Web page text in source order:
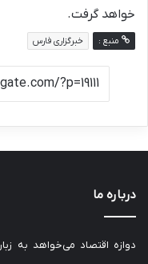
خواهد گرفت.
منبع : خبرگزاری فارس
درباره ما
دوازه اقتصاد می‌خواهد به